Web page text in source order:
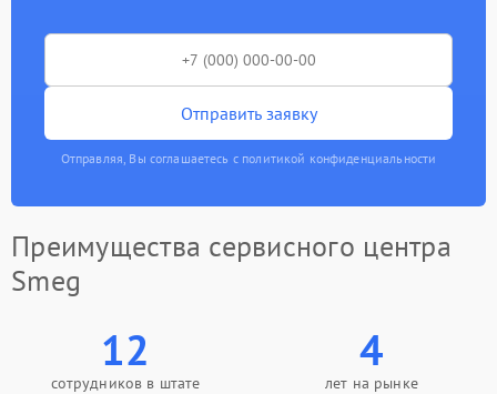
Отправить заявку
Отправляя, Вы соглашаетесь с политикой конфиденциальности
Преимущества сервисного центра
Smeg
12
сотрудников в штате
4
лет на рынке